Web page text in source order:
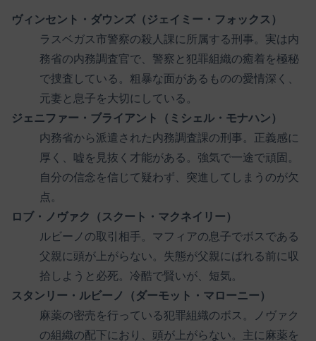
ヴィンセント・ダウンズ（ジェイミー・フォックス）
ラスベガス市警察の殺人課に所属する刑事。実は内
務省の内務調査官で、警察と犯罪組織の癒着を極秘
で捜査している。粗暴な面があるものの愛情深く、
元妻と息子を大切にしている。
ジェニファー・ブライアント（ミシェル・モナハン）
内務省から派遣された内務調査課の刑事。正義感に
厚く、嘘を見抜く才能がある。強気で一途で頑固。
自分の信念を信じて疑わず、突進してしまうのが欠
点。
ロブ・ノヴァク（スクート・マクネイリー）
ルビーノの取引相手。マフィアの息子でボスである
父親に頭が上がらない。失態が父親にばれる前に収
拾しようと必死。冷酷で賢いが、短気。
スタンリー・ルビーノ（ダーモット・マローニー）
麻薬の密売を行っている犯罪組織のボス。ノヴァク
の組織の配下におり、頭が上がらない。主に麻薬を